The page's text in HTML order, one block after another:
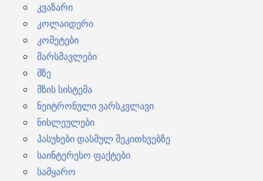
კვაზარი
კოლაიდერი
კომეტები
მარსმავლები
მზე
მზის სისტემა
ნეიტრონული ვარსკვლავი
ნისლეულები
პასუხები დასმულ შეკითხვებზე
საინტერესო ფაქტები
სამყარო